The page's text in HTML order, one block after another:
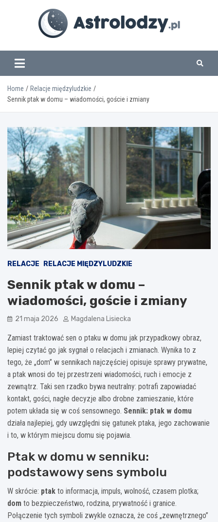
www.astrolodzy.pl
Home
Relacje międzyludzkie
Sennik ptak w domu – wiadomości, goście i zmiany
RELACJE RELACJE MIĘDZYLUDZKIE
Sennik ptak w domu –
wiadomości, goście i zmiany
21 maja 2026 Magdalena Lisiecka
Zamiast traktować sen o ptaku w domu jak przypadkowy obraz,
lepiej czytać go jak sygnał o relacjach i zmianach. Wynika to z
tego, że „dom” w sennikach najczęściej opisuje sprawy prywatne,
a ptak wnosi do tej przestrzeni wiadomości, ruch i emocje z
zewnątrz. Taki sen rzadko bywa neutralny: potrafi zapowiadać
kontakt, gości, nagłe decyzje albo drobne zamieszanie, które
potem układa się w coś sensownego. Sennik: ptak w domu
działa najlepiej, gdy uwzględni się gatunek ptaka, jego zachowanie
i to, w którym miejscu domu się pojawia.
Ptak w domu w senniku:
podstawowy sens symbolu
W skrócie: ptak to informacja, impuls, wolność, czasem plotka;
dom to bezpieczeństwo, rodzina, prywatność i granice.
Połączenie tych symboli zwykle oznacza, że coś „zewnętrznego”